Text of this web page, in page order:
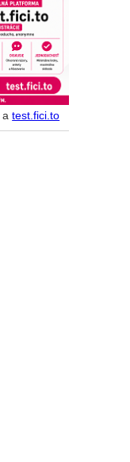
atest.fici.to